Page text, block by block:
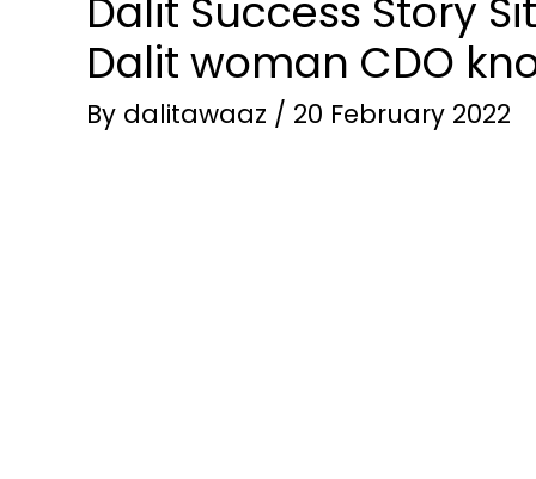
Dalit Success Story
Dalit woman CDO
By dalitawaaz / 20 February 2022